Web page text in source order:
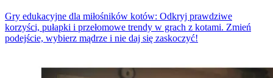
Gry edukacyjne dla miłośników kotów: Odkryj prawdziwe
korzyści, pułapki i przełomowe trendy w grach z kotami. Zmień
podejście, wybierz mądrze i nie daj się zaskoczyć!